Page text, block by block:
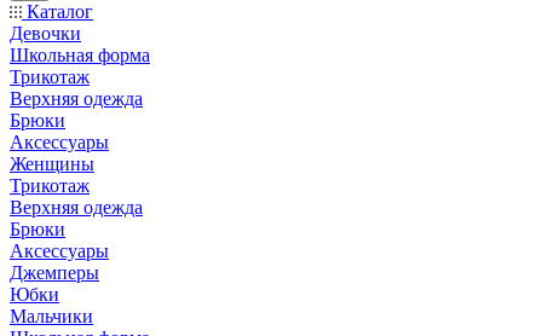
Каталог
Девочки
Школьная форма
Трикотаж
Верхняя одежда
Брюки
Аксессуары
Женщины
Трикотаж
Верхняя одежда
Брюки
Аксессуары
Джемперы
Юбки
Мальчики